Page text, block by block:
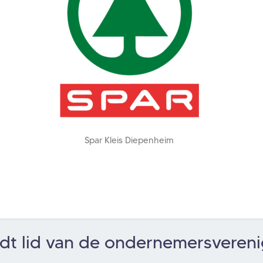
Spar Kleis Diepenheim
lid van de